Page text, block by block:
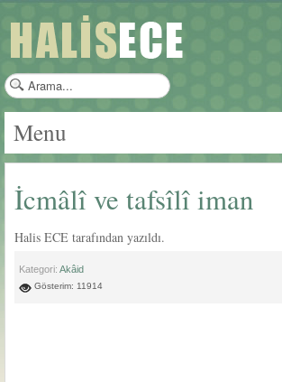
a
a
Menu
İcmâlî ve tafsîlî iman
Halis ECE tarafından yazıldı.
Kategori: Akâid
Gösterim: 11914